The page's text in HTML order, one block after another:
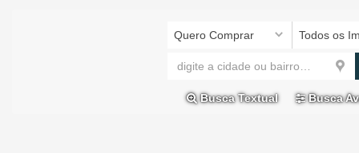
Quero Comprar Todos os
Busca Textual Busca